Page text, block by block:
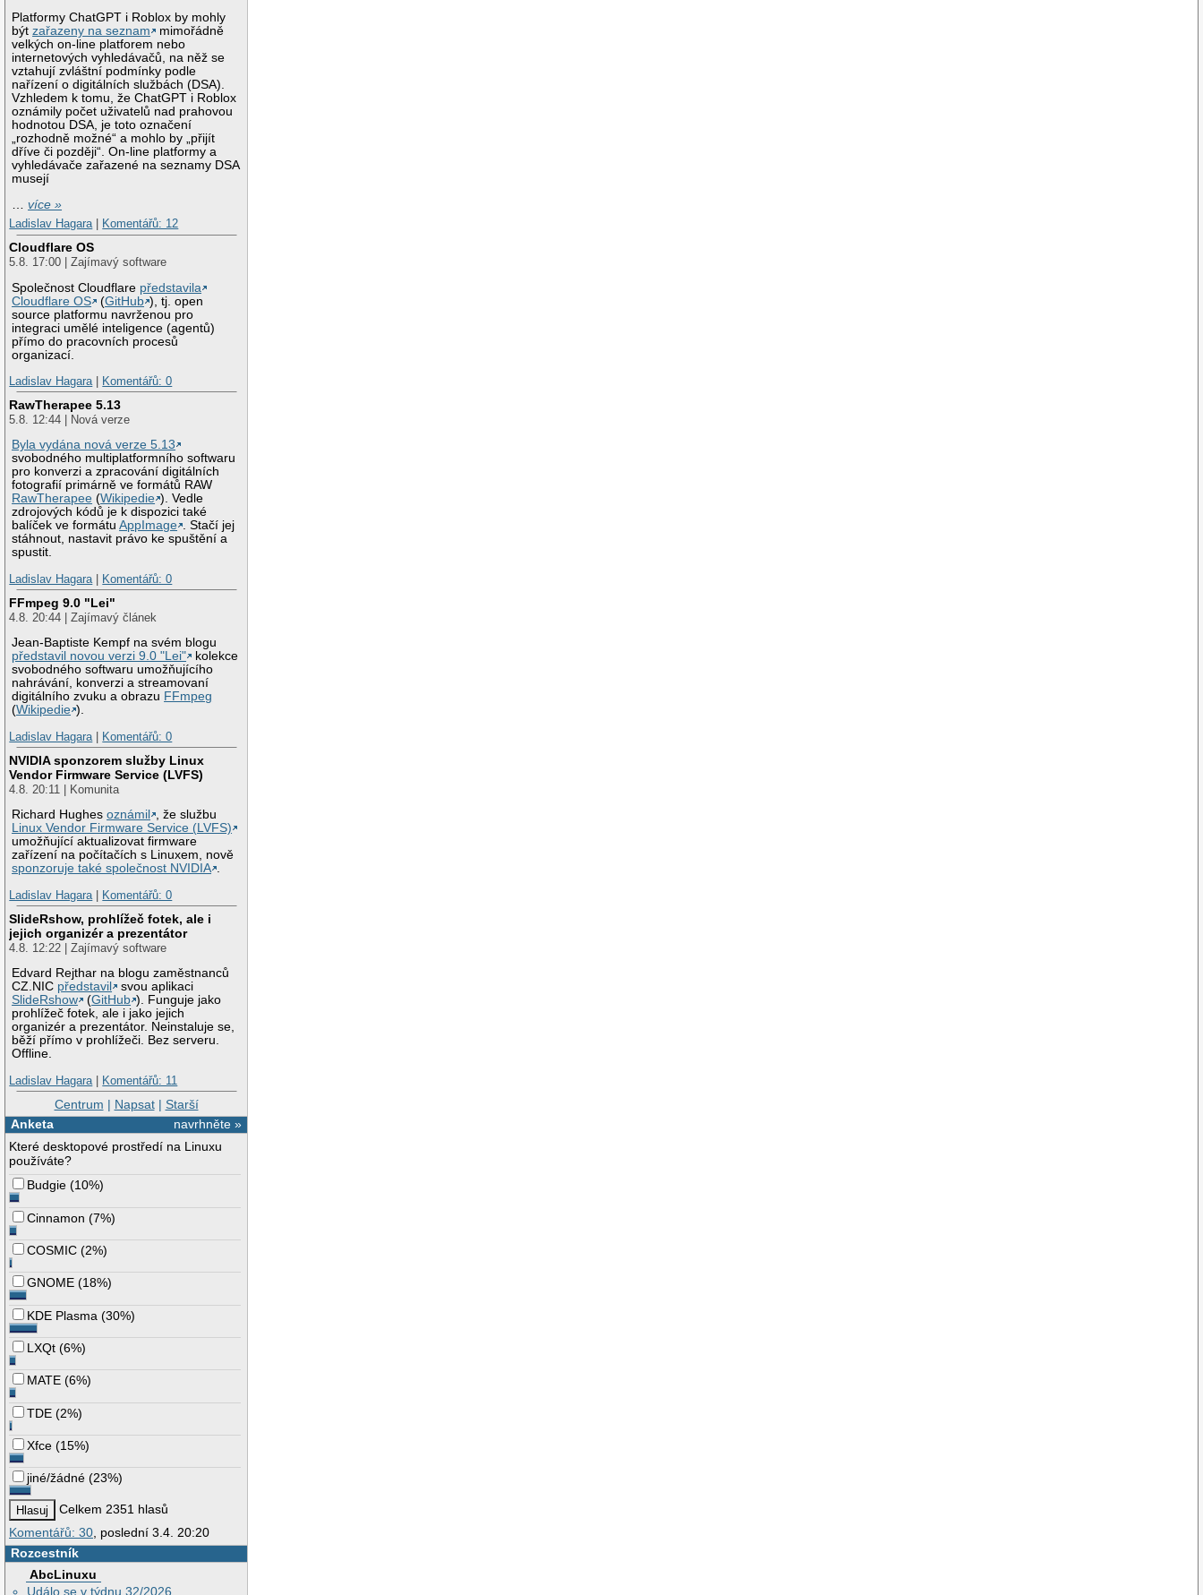
Platformy ChatGPT i Roblox by mohly
býtzařazeny na seznam
mimořádně
velkých on-line platforem nebo
internetových vyhledávačů, na něž se
vztahují zvláštní podmínky podle
nařízení o digitálních službách (DSA).
Vzhledem k tomu, že ChatGPT i Roblox
oznámily počet uživatelů nad prahovou
hodnotou DSA, je toto označení
„rozhodně možné“ a mohlo by „přijít
dříve či později“. On-line platformy a
vyhledávače zařazené na seznamy DSA
musejí
…více »
Ladislav Hagara| Komentářů: 12
Cloudflare OS
5.8. 17:00 | Zajímavý software
Společnost Cloudflare představila
Cloudflare OS
(GitHub ), tj. open
source platformu navrženou pro
integraci umělé inteligence (agentů)
přímo do pracovních procesů
organizací.
Ladislav Hagara| Komentářů: 0
RawTherapee 5.13
5.8. 12:44 | Nová verze
Byla vydána nová verze 5.13
svobodného multiplatformního softwaru
pro konverzi a zpracování digitálních
fotografií primárně ve formátů RAW
RawTherapee (Wikipedie ). Vedle
zdrojových kódů je k dispozici také
balíček ve formátuAppImage . Stačí jej
stáhnout, nastavit právo ke spuštění a
spustit.
Ladislav Hagara| Komentářů: 0
FFmpeg 9.0 "Lei"
4.8. 20:44 | Zajímavý článek
Jean-Baptiste Kempf na svém blogu
představil novou verzi 9.0 "Lei"
kolekce
svobodného softwaru umožňujícího
nahrávání, konverzi a streamovaní
digitálního zvuku a obrazu FFmpeg
(Wikipedie ).
Ladislav Hagara| Komentářů: 0
NVIDIA sponzorem služby Linux
Vendor Firmware Service (LVFS)
4.8. 20:11 | Komunita
Richard Hughesoznámil
, že službu
Linux Vendor Firmware Service (LVFS)
umožňující aktualizovat firmware
zařízení na počítačích s Linuxem, nově
sponzoruje také společnost NVIDIA .
Ladislav Hagara| Komentářů: 0
SlideRshow, prohlížeč fotek, ale i
jejich organizér a prezentátor
4.8. 12:22 | Zajímavý software
Edvard Rejthar na blogu zaměstnanců
CZ.NIC představil
svou aplikaci
SlideRshow
(GitHub ). Funguje jako
prohlížeč fotek, ale i jako jejich
organizér a prezentátor. Neinstaluje se,
běží přímo v prohlížeči. Bez serveru.
Offline.
Ladislav Hagara| Komentářů: 11
Centrum | Napsat| Starší
navrhněte »
Anketa
Které desktopové prostředí na Linuxu
používáte?
Budgie (10%)
Cinnamon (7%)
COSMIC (2%)
GNOME (18%)
KDE Plasma (30%)
LXQt (6%)
MATE (6%)
TDE (2%)
Xfce (15%)
jiné/žádné (23%)
Celkem 2351 hlasů
Komentářů: 30 , poslední 3.4. 20:20
Rozcestník
AbcLinuxu
Událo se v týdnu 32/2026